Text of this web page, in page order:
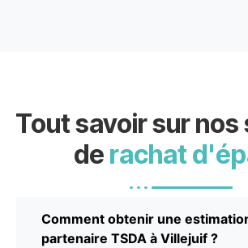
Tout savoir sur
de rachat
Comment obtenir une
partenaire TSDA à Villejuif ?